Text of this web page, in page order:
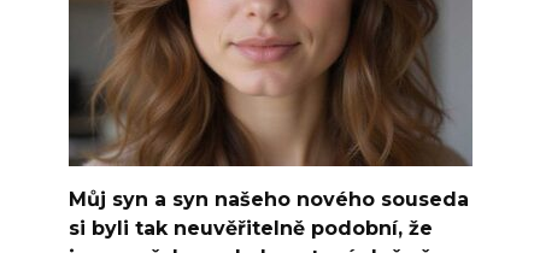
Můj syn a syn našeho nového souseda
si byli tak neuvěřitelně podobní, že